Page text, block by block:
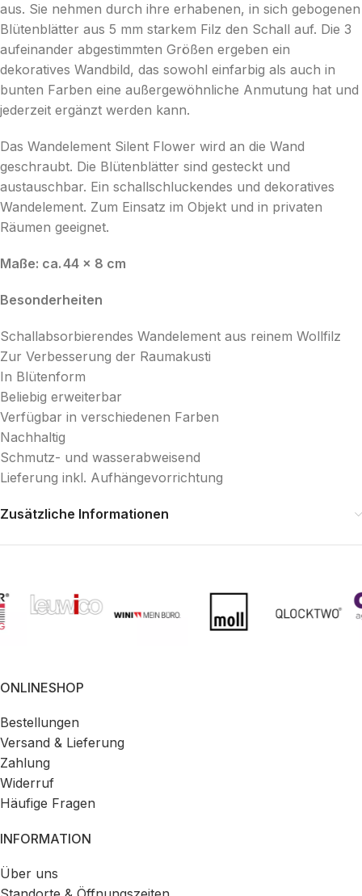
aus. Sie nehmen durch ihre erhabenen, in sich gebogenen
Blütenblätter aus 5 mm starkem Filz den Schall auf. Die 3
aufeinander abgestimmten Größen ergeben ein
dekoratives Wandbild, das sowohl einfarbig als auch in
bunten Farben eine außergewöhnliche Anmutung hat und
jederzeit ergänzt werden kann.
Das Wandelement Silent Flower wird an die Wand
geschraubt. Die Blütenblätter sind gesteckt und
austauschbar. Ein schallschluckendes und dekoratives
Wandelement. Zum Einsatz im Objekt und in privaten
Räumen geeignet.
Maße: ca. 44 x 8 cm
Besonderheiten
Schallabsorbierendes Wandelement aus reinem Wollfilz
Zur Verbesserung der Raumakusti
In Blütenform
Beliebig erweiterbar
Verfügbar in verschiedenen Farben
Nachhaltig
Schmutz- und wasserabweisend
Lieferung inkl. Aufhängevorrichtung
Zusätzliche Informationen
ONLINESHOP
Bestellungen
Versand & Lieferung
Zahlung
Widerruf
Häufige Fragen
INFORMATION
Über uns